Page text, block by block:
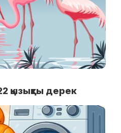
қызықты дерек